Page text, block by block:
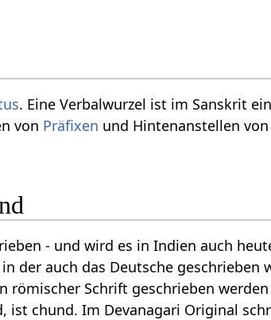
. Eine Verbalwurzel ist im Sanskrit
von Präfixen und Hintenanstellen von
- und wird es in Indien auch
der auch das Deutsche geschrieben
römischer Schrift geschrieben
chund. Im Devanagari Original